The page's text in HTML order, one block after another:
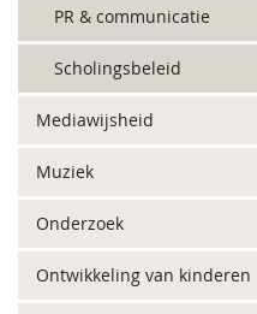
PR & communicatie
Scholingsbeleid
Mediawijsheid
Muziek
Onderzoek
Ontwikkeling van kinderen